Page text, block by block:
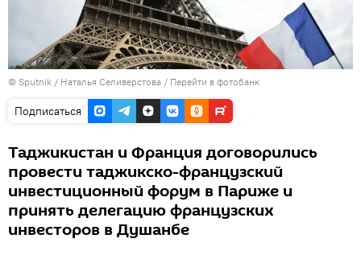
© Sputnik / Наталья Селиверстова / Перейти в фотобанк
Подписаться
Таджикистан и Франция договорились
провести таджикско-французский
инвестиционный форум в Париже и
принять делегацию французских
инвесторов в Душанбе